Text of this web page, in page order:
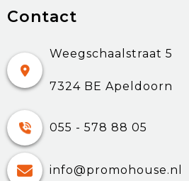
Contact
Weegschaalstraat 5
7324 BE Apeldoorn
055 - 578 88 05
info@promohouse.nl